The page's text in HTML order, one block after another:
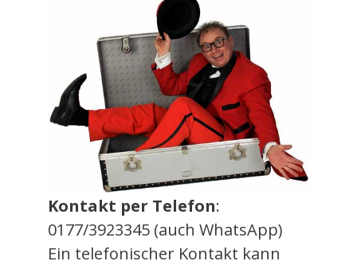
Kontakt per Telefon:
0177/3923345 (auch WhatsApp)
Ein telefonischer Kontakt kann